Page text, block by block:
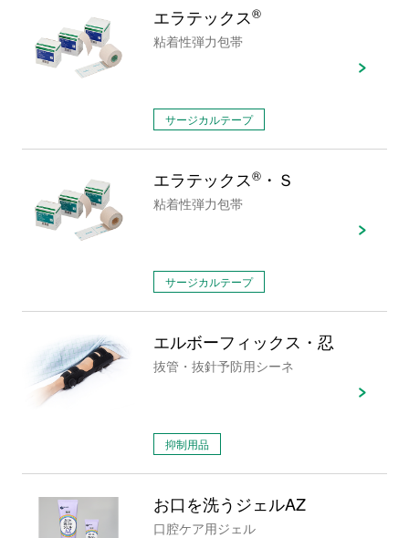
エラテックス®
粘着性弾力包帯
サージカルテープ
エラテックス®・Ｓ
粘着性弾力包帯
サージカルテープ
エルボーフィックス・忍
抜管・抜針予防用シーネ
抑制用品
お口を洗うジェルAZ
口腔ケア用ジェル